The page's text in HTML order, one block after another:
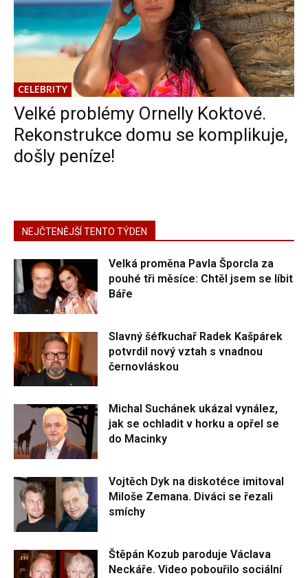
CELEBRITY
Velké problémy Ornelly Koktové.
Rekonstrukce domu se komplikuje,
došly peníze!
NEJČTENĚJŠÍ TENTO TÝDEN
Velká proměna Pavla Šporcla za
pouhé tři měsíce: Chtěl jsem se líbit
Báře
Slavný šéfkuchař Radek Kašpárek
potvrdil nový vztah s vnadnou
černovláskou
Michal Suchánek ukázal vynález,
jak se ochladit v horku a opřel se
do Macinky
Vojtěch Dyk na diskotéce imitoval
Miloše Zemana. Diváci se řezali
smíchy
Štěpán Kozub paroduje Václava
Neckáře. Video pobouřilo sociální